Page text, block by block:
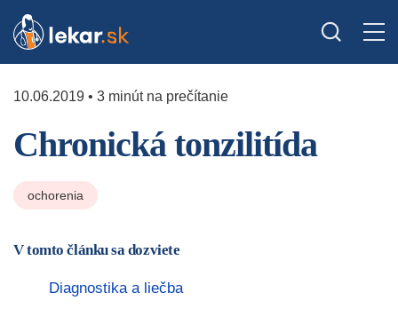
10.06.2019 • 3 minút na prečítanie
Chronická tonzilitída
ochorenia
V tomto článku sa dozviete
Diagnostika a liečba